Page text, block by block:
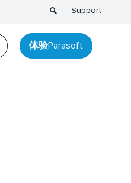
Support
体验Parasoft